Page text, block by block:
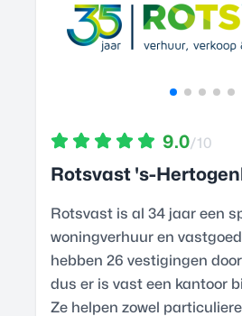
9.0/10
Rotsvast 's-
Rotsvast is al 34 jaar een
woningverhuur en
hebben 26 vestigingen
dus er is vast een kantoor
Ze helpen zowel